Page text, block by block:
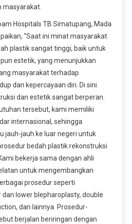
masyarakat.
Hospitals TB Simatupang, Mada
“Saat ini minat masyarakat
plastik sangat tinggi, baik untuk
estetik, yang menunjukkan
masyarakat terhadap
dan kepercayaan diri. Di sini
dan estetik sangat berperan.
tersebut, kami memiliki
internasional, sehingga
jauh-jauh ke luar negeri untuk
bedah plastik rekonstruksi
bekerja sama dengan ahli
untuk mengembangkan
prosedur seperti
lower blepharoplasty, double
dan lainnya. Prosedur-
berjalan beriringan dengan